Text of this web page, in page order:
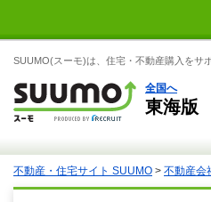
SUUMO(スーモ)は、住宅・不動産購入をサ
全国へ
東海版
不動産・住宅サイト SUUMO > 不動産会